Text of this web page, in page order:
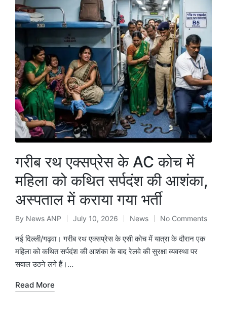
गरीब रथ एक्सप्रेस के AC कोच में
महिला को कथित सर्पदंश की आशंका,
अस्पताल में कराया गया भर्ती
Posted
by
By News ANP July 10, 2026
Posted
in
News No Comments
नई दिल्ली/गढ़वा। गरीब रथ एक्सप्रेस के एसी कोच में यात्रा के दौरान एक
महिला को कथित सर्पदंश की आशंका के बाद रेलवे की सुरक्षा व्यवस्था पर
सवाल उठने लगे हैं।…
Read More